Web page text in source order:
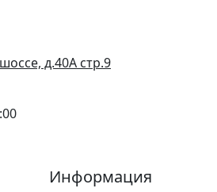
д.40А стр.9
Информация